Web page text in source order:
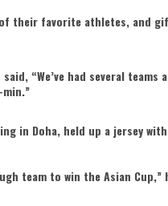
their favorite athletes, and
“We’ve had several
in Doha, held up a jersey
team to win the Asian